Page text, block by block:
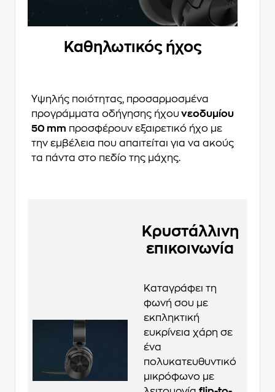
Καθηλωτικός ήχος
Υψηλής ποιότητας, προσαρμοσμένα
προγράμματα οδήγησης ήχου νεοδυμίου
50 mm προσφέρουν εξαιρετικό ήχο με
την εμβέλεια που απαιτείται για να ακούς
τα πάντα στο πεδίο της μάχης.
Κρυστάλλινη
επικοινωνία
Καταγράφει τη
φωνή σου με
εκπληκτική
ευκρίνεια χάρη σε
ένα
πολυκατευθυντικό
μικρόφωνο με